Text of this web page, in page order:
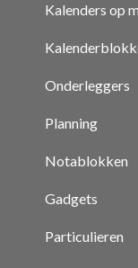
Kalenders op
Onderleggers
Planning
Notablokken
Gadgets
Particulieren